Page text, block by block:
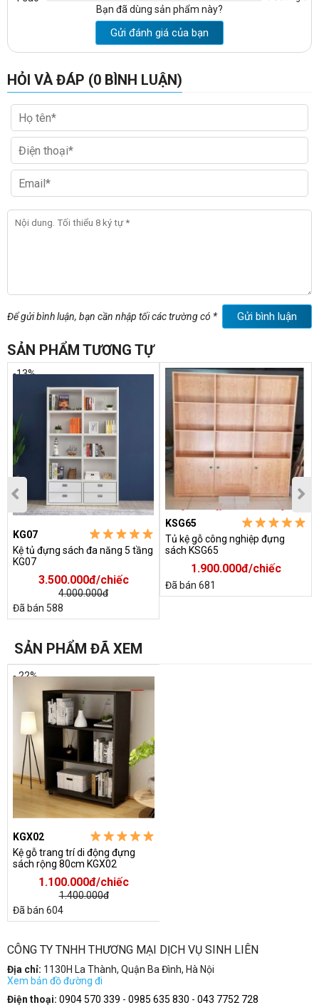
Bạn đã dùng sản phẩm này?
Gửi đánh giá của bạn
HỎI VÀ ĐÁP (0 BÌNH LUẬN)
Để gửi bình luận, bạn cần nhập tối các trường có * Gửi bình luận
SẢN PHẨM TƯƠNG TỰ
-13%
KG07
Kệ tủ đựng sách đa năng 5 tầng
KG07
3.500.000đ/chiếc
4.000.000đ
Đã bán 588
KSG65
Tủ kệ gỗ công nghiệp đựng
sách KSG65
1.900.000đ/chiếc
Đã bán 681
SẢN PHẨM ĐÃ XEM
- 22%
KGX02
Kệ gỗ trang trí di động đựng
sách rộng 80cm KGX02
1.100.000đ/chiếc
1.400.000đ
Đã bán 604
CÔNG TY TNHH THƯƠNG MẠI DỊCH VỤ SINH LIÊN
Địa chỉ: 1130H La Thành, Quận Ba Đình, Hà Nội
Xem bản đồ đường đi
Điện thoại: 0904 570 339 - 0985 635 830 - 043 7752 728